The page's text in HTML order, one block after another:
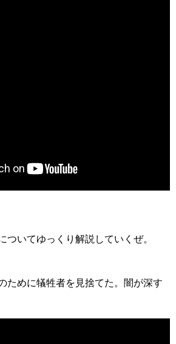
ついてゆっくり解説していくぜ。
ために犠牲者を見捨てた。闇が深す